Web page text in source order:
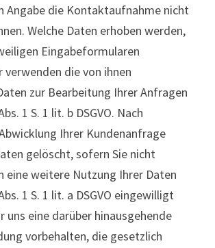
Angabe die Kontaktaufnahme nicht
Welche Daten erhoben werden,
Eingabeformularen
verwenden die von ihnen
zur Bearbeitung Ihrer Anfragen
1 S. 1 lit. b DSGVO. Nach
Ihrer Kundenanfrage
gelöscht, sofern Sie nicht
eine weitere Nutzung Ihrer Daten
1 S. 1 lit. a DSGVO eingewilligt
uns eine darüber hinausgehende
vorbehalten, die gesetzlich